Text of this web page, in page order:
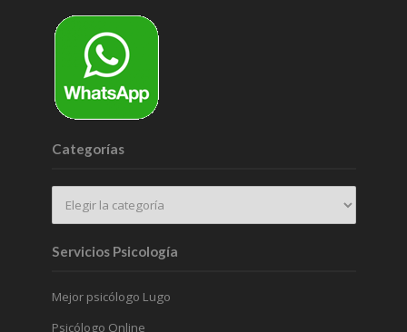
Categorías
Servicios Psicología
Mejor psicólogo Lugo
Psicólogo Online